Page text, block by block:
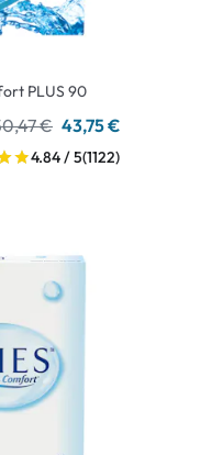
PLUS 90
€ 43,75 €
4.84 / 5(1122)